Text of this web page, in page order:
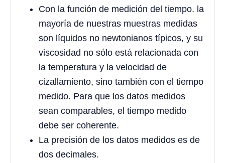
Con la función de medición del tiempo. la
mayoría de nuestras muestras medidas
son líquidos no newtonianos típicos, y su
viscosidad no sólo está relacionada con
la temperatura y la velocidad de
cizallamiento, sino también con el tiempo
medido. Para que los datos medidos
sean comparables, el tiempo medido
debe ser coherente.
La precisión de los datos medidos es de
dos decimales.